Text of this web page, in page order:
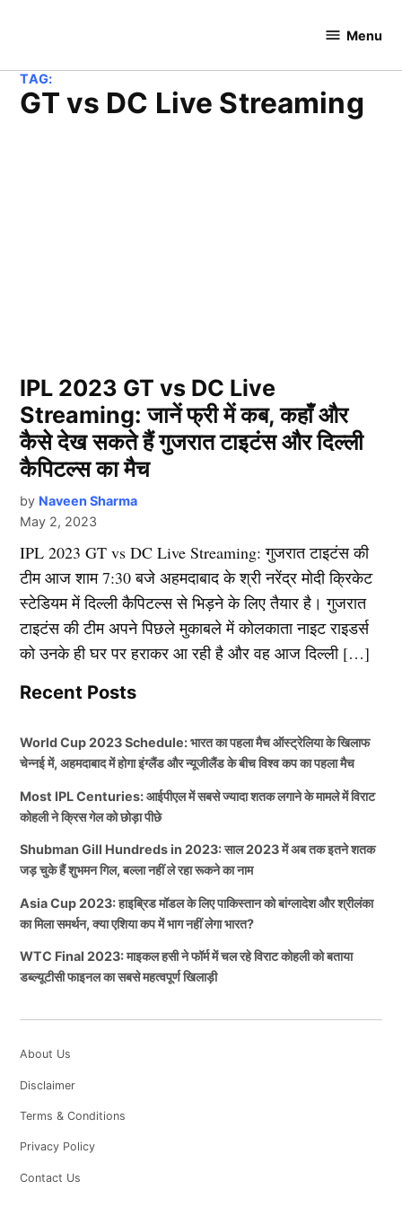
Hundred
Menu
TAG:
GT vs DC Live Streaming
IPL 2023 GT vs DC Live
Streaming: जानें फ्री में कब, कहाँ और
कैसे देख सकते हैं गुजरात टाइटंस और दिल्ली
कैपिटल्स का मैच
by Naveen Sharma
May 2, 2023
IPL 2023 GT vs DC Live Streaming: गुजरात टाइटंस की
टीम आज शाम 7:30 बजे अहमदाबाद के श्री नरेंद्र मोदी क्रिकेट
स्टेडियम में दिल्ली कैपिटल्स से भिड़ने के लिए तैयार है। गुजरात
टाइटंस की टीम अपने पिछले मुकाबले में कोलकाता नाइट राइडर्स
को उनके ही घर पर हराकर आ रही है और वह आज दिल्ली […]
Recent Posts
World Cup 2023 Schedule: भारत का पहला मैच ऑस्ट्रेलिया के खिलाफ
चेन्नई में, अहमदाबाद में होगा इंग्लैंड और न्यूजीलैंड के बीच विश्व कप का पहला मैच
Most IPL Centuries: आईपीएल में सबसे ज्यादा शतक लगाने के मामले में विराट
कोहली ने क्रिस गेल को छोड़ा पीछे
Shubman Gill Hundreds in 2023: साल 2023 में अब तक इतने शतक
जड़ चुके हैं शुभमन गिल, बल्ला नहीं ले रहा रूकने का नाम
Asia Cup 2023: हाइब्रिड मॉडल के लिए पाकिस्तान को बांग्लादेश और श्रीलंका
का मिला समर्थन, क्या एशिया कप में भाग नहीं लेगा भारत?
WTC Final 2023: माइकल हसी ने फॉर्म में चल रहे विराट कोहली को बताया
डब्ल्यूटीसी फाइनल का सबसे महत्वपूर्ण खिलाड़ी
About Us
Disclaimer
Terms & Conditions
Privacy Policy
Contact Us